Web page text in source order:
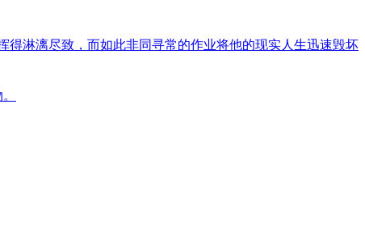
淋漓尽致，而如此非同寻常的作业将他的现实人生迅速毁坏